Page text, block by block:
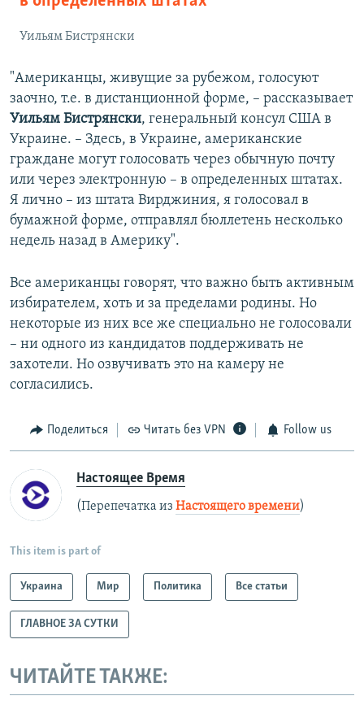
Уильям Бистрянски
"Американцы, живущие за рубежом, голосуют
заочно, т.е. в дистанционной форме, – рассказывает
Уильям Бистрянски, генеральный консул США в
Украине. – Здесь, в Украине, американские
граждане могут голосовать через обычную почту
или через электронную – в определенных штатах.
Я лично – из штата Вирджиния, я голосовал в
бумажной форме, отправлял бюллетень несколько
недель назад в Америку".
Все американцы говорят, что важно быть активным
избирателем, хоть и за пределами родины. Но
некоторые из них все же специально не голосовали
– ни одного из кандидатов поддерживать не
захотели. Но озвучивать это на камеру не
согласились.
Поделиться Читать без VPN Follow us
Настоящее Время
(Перепечатка из Настоящего времени)
This item is part of
Украина Мир Политика Все статьи
ГЛАВНОЕ ЗА СУТКИ
ЧИТАЙТЕ ТАКЖЕ: